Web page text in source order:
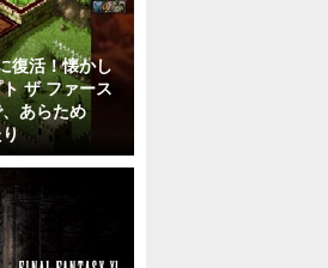
復活！懐かし
ザ ファース
あらため